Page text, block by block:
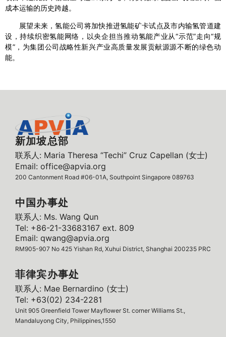
成本运输的历史跨越。
展望未来，氢能公司将加快推进氢能矿卡试点及市内输氢管道建
设，持续织密氢能网络，以央企担当推动氢能产业从“示范”走向“规
模”，为集团公司战略性新兴产业高质量发展贡献源源不断的绿色动
能。
新加坡总部
联系人: Maria Theresa “Techi” Cruz Capellan (女士)
Email: office@apvia.org
200 Cantonment Road #06-01A, Southpoint Singapore 089763
中国办事处
联系人: Ms. Wang Qun
Tel: +86-21-33683167 ext. 809
Email: qwang@apvia.org
RM905-907 No 425 Yishan Rd, Xuhui District, Shanghai 200235 PRC
菲律宾办事处
联系人: Mae Bernardino (女士)
Tel: +63(02) 234-2281
Unit 905 Greenfield Tower Mayflower St. corner Williams St.,
Mandaluyong City, Philippines,1550